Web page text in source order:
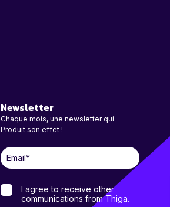
Newsletter
Chaque mois, une newsletter qui
Produit son effet !
I agree to receive other
communications from Thiga.